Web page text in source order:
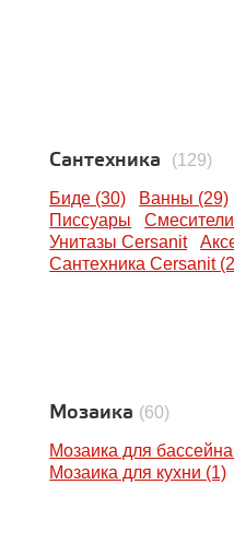
Сантехника (129)
Биде (30) Ванны (29)
Писсуары
Смесители
Унитазы Cersanit
Сантехника Cersanit
Мозаика (60)
Мозаика для
Мозаика для кухни (1)